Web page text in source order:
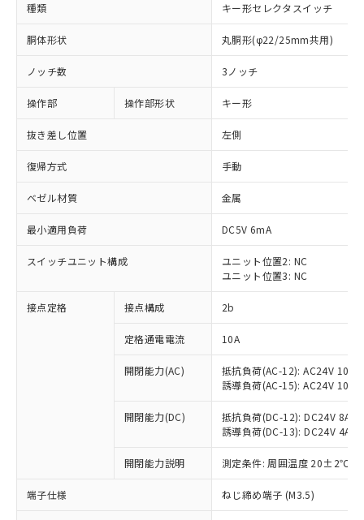
種類 キー形セレクタスイッチ
胴体形状 丸胴形(φ22/25mm共用)
ノッチ数 3ノッチ
操作部 操作部形状 キー形
抜き差し位置 左側
復帰方式 手動
ベゼル材質 金属
最小適用負荷 DC5V 6mA
スイッチユニット構成
ユニット位置2: NC
ユニット位置3: NC
接点定格 接点構成 2b
定格通電電流 10A
開閉能力(AC)
抵抗負荷(AC-12): AC24V 10A/
誘導負荷(AC-15): AC24V
開閉能力(DC)
抵抗負荷(DC-12): DC24V 8A/
誘導負荷(DC-13): DC24V 4A/
開閉能力説明 測定条件: 周囲温度 20±2℃、
端子仕様 ねじ締め端子 (M3.5)
ご利用条件
以下の条件をお読みいただき、同意のうえ
対応済み：EU RoHS指令（10物質）の
非含有に対応した製品が提供可能な商品で
対応予定：EU RoHS指令（10物質）の非含
有に対応した製品に切り替える予定のある
対応予定なし：EU RoHS指令（10物質）の
非含有に非対応の商品で、対応品を出す予